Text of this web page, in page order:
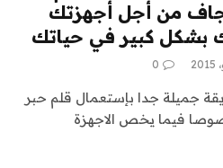
من أجل أجهزتك
بشكل كبير في حياتك
0
جميلة جدا بإستعمال قلم حبر
فيما يخص الاجهزة